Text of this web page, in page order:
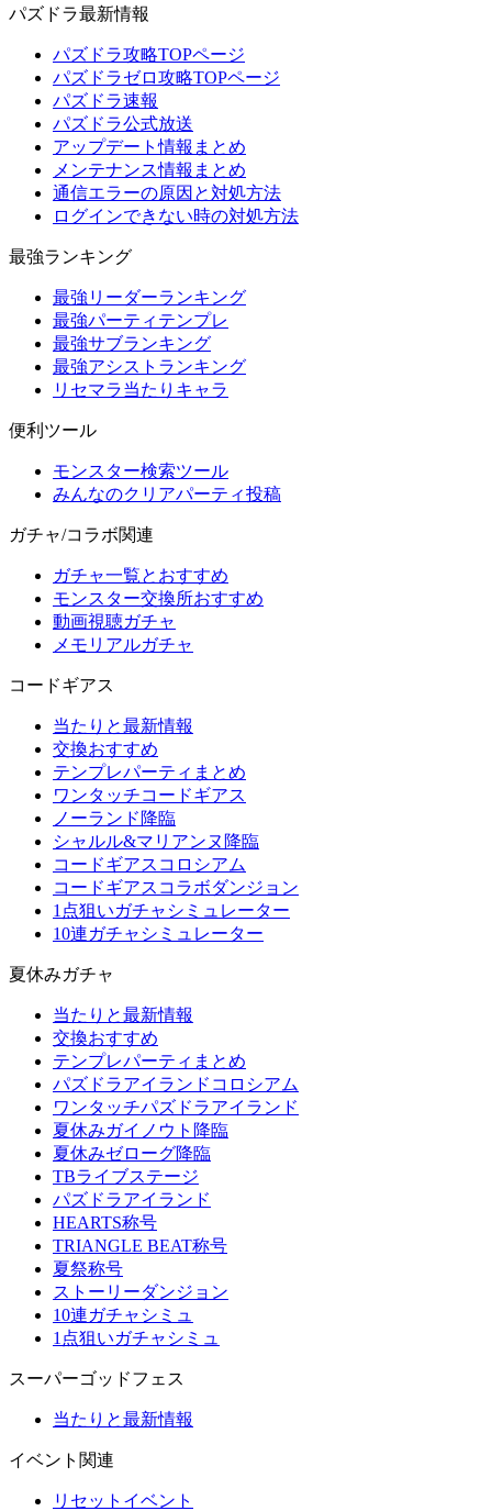
パズドラ最新情報
パズドラ攻略TOPページ
パズドラゼロ攻略TOPページ
パズドラ速報
パズドラ公式放送
アップデート情報まとめ
メンテナンス情報まとめ
通信エラーの原因と対処方法
ログインできない時の対処方法
最強ランキング
最強リーダーランキング
最強パーティテンプレ
最強サブランキング
最強アシストランキング
リセマラ当たりキャラ
便利ツール
モンスター検索ツール
みんなのクリアパーティ投稿
ガチャ/コラボ関連
ガチャ一覧とおすすめ
モンスター交換所おすすめ
動画視聴ガチャ
メモリアルガチャ
コードギアス
当たりと最新情報
交換おすすめ
テンプレパーティまとめ
ワンタッチコードギアス
ノーランド降臨
シャルル&マリアンヌ降臨
コードギアスコロシアム
コードギアスコラボダンジョン
1点狙いガチャシミュレーター
10連ガチャシミュレーター
夏休みガチャ
当たりと最新情報
交換おすすめ
テンプレパーティまとめ
パズドラアイランドコロシアム
ワンタッチパズドラアイランド
夏休みガイノウト降臨
夏休みゼローグ降臨
TBライブステージ
パズドラアイランド
HEARTS称号
TRIANGLE BEAT称号
夏祭称号
ストーリーダンジョン
10連ガチャシミュ
1点狙いガチャシミュ
スーパーゴッドフェス
当たりと最新情報
イベント関連
リセットイベント